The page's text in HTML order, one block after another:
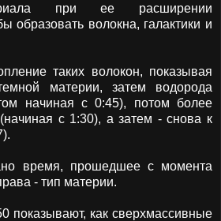
при ее расширении
образовать волокна, галактики и
таких волокон, показывая
материи, затем водорода
начиная с 0:45), потом более
с 1:30), а затем - снова к
время, прошедшее с момента
- тип материи.
показывают, как сверхмассивные